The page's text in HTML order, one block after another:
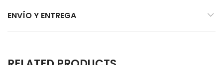
ENVÍO Y ENTREGA